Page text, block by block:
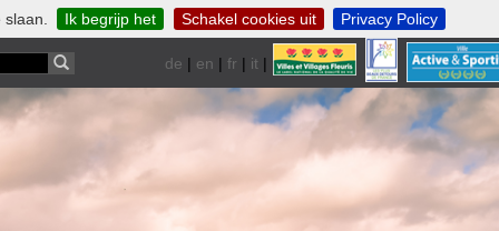
Ik begrijp het Schakel cookies uit Privacy Policy
de | en | fr | it | nl